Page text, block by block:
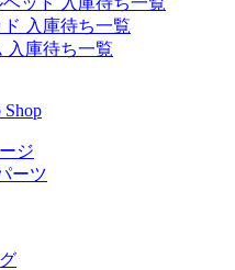
入庫待ち一覧
入庫待ち一覧
Shop
ジ
ーツ